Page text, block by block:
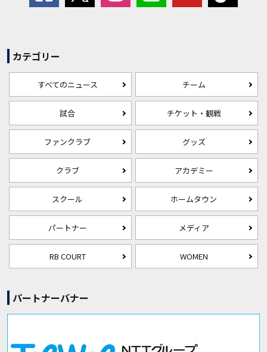
カテゴリー
すべてのニュース チーム
試合 チケット・観戦
ファンクラブ グッズ
クラブ アカデミー
スクール ホームタウン
パートナー メディア
RB COURT WOMEN
パートナーバナー